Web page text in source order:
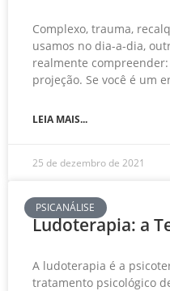
Complexo, trauma,
usamos no dia-a-dia,
realmente
projeção. Se você é um
LEIA MAIS...
25 de dezembro de 2021
PSICANÁLISE
Ludoterapia: a
A ludoterapia é a
tratamento psicológico